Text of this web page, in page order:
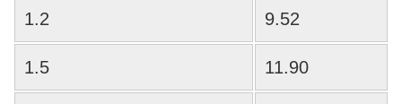
1.2 9.52
1.5 11.90